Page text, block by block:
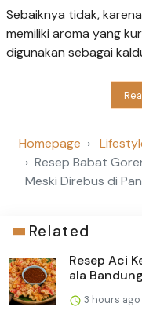
Sebaiknya tidak,
memiliki aroma yang
digunakan sebagai
Homepage
Resep Babat
Meski Direbus di
Related
Resep Aci
ala Bandung
3 hours ago